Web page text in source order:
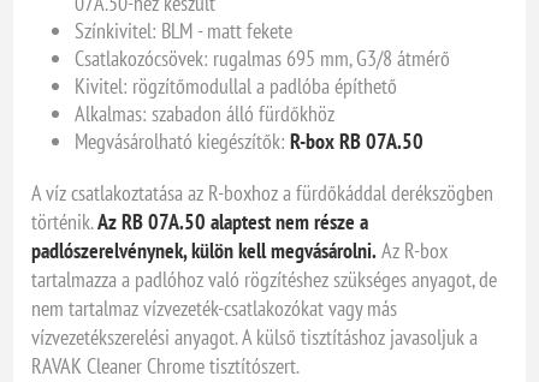
Színkivitel: BLM - matt fekete
Csatlakozócsövek: rugalmas 695 mm, G3/8 átmérő
Kivitel: rögzítőmodullal a padlóba építhető
Alkalmas: szabadon álló fürdőkhöz
Megvásárolható kiegészítők:R-box RB 07A.50
A víz csatlakoztatása az R-boxhoz a fürdőkáddal derékszögben
történik.Az RB 07A.50 alaptest nem része a
padlószerelvénynek, külön kell megvásárolni.Az R-box
tartalmazza a padlóhoz való rögzítéshez szükséges anyagot, de
nem tartalmaz vízvezeték-csatlakozókat vagy más
vízvezetékszerelési anyagot. A külső tisztításhoz javasoljuk a
RAVAK Cleaner Chrome tisztítószert.